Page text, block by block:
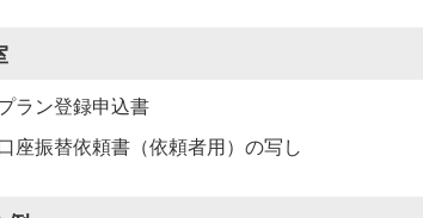
ラン登録申込書
座振替依頼書（依頼者用）の写し